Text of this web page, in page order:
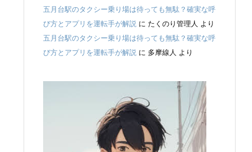
五月台駅のタクシー乗り場は待っても無駄？確実な呼
び方とアプリを運転手が解説 に たくのり管理人 より
五月台駅のタクシー乗り場は待っても無駄？確実な呼
び方とアプリを運転手が解説 に 多摩線人 より